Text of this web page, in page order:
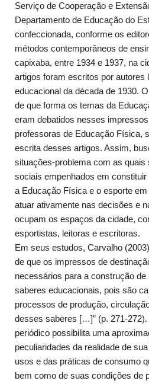
Serviço de Cooperação e
Departamento de Educação do
confeccionada, conforme os
métodos contemporâneos de
capixaba, entre 1934 e 1937, na
artigos foram escritos por autores
educacional da década de 1930.
de que forma os temas da
eram debatidos nesses
professoras de Educação Física,
escrita desses artigos. Assim,
situações-problema com as quais
sociais empenhados em
a Educação Física e o esporte
atuar ativamente nas decisões e
ocupam os espaços da cidade,
esportistas, leitoras e escritoras.
Em seus estudos, Carvalho
de que os impressos de
necessários para a construção
saberes educacionais, pois são
processos de produção,
desses saberes […]” (p. 271-
periódico possibilita uma
peculiaridades da realidade de
usos e das práticas de consumo
bem como de suas condições de